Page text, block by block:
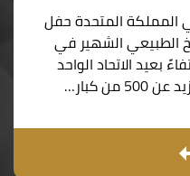
المملكة المتحدة حفل
الطبيعي الشهير في
بعيد الاتحاد الواحد
كبار…